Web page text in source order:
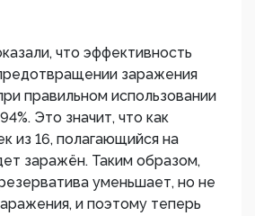
что эффективность
заражения
правильном использовании
Это значит, что как
из 16, полагающийся на
заражён. Таким образом,
уменьшает, но не
и поэтому теперь